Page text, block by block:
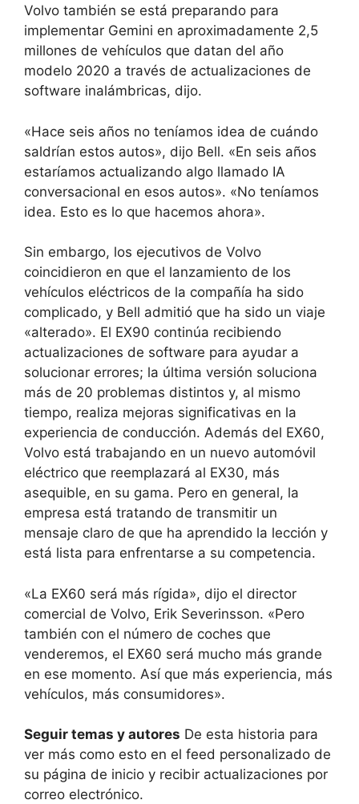
Volvo también se está preparando para
implementar Gemini en aproximadamente 2,5
millones de vehículos que datan del año
modelo 2020 a través de actualizaciones de
software inalámbricas, dijo.
«Hace seis años no teníamos idea de cuándo
saldrían estos autos», dijo Bell. «En seis años
estaríamos actualizando algo llamado IA
conversacional en esos autos». «No teníamos
idea. Esto es lo que hacemos ahora».
Sin embargo, los ejecutivos de Volvo
coincidieron en que el lanzamiento de los
vehículos eléctricos de la compañía ha sido
complicado, y Bell admitió que ha sido un viaje
«alterado». El EX90 continúa recibiendo
actualizaciones de software para ayudar a
solucionar errores; la última versión soluciona
más de 20 problemas distintos y, al mismo
tiempo, realiza mejoras significativas en la
experiencia de conducción. Además del EX60,
Volvo está trabajando en un nuevo automóvil
eléctrico que reemplazará al EX30, más
asequible, en su gama. Pero en general, la
empresa está tratando de transmitir un
mensaje claro de que ha aprendido la lección y
está lista para enfrentarse a su competencia.
«La EX60 será más rígida», dijo el director
comercial de Volvo, Erik Severinsson. «Pero
también con el número de coches que
venderemos, el EX60 será mucho más grande
en ese momento. Así que más experiencia, más
vehículos, más consumidores».
Seguir temas y autores De esta historia para
ver más como esto en el feed personalizado de
su página de inicio y recibir actualizaciones por
correo electrónico.